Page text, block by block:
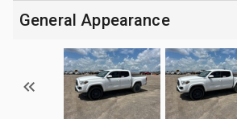
General Appearance